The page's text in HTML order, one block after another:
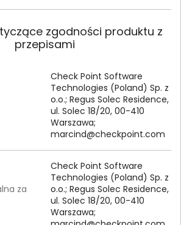
zgodności produktu z
przepisami
Check Point Software
Technologies (Poland) Sp. z
o.o.; Regus Solec Residence,
ul. Solec 18/20, 00-410
Warszawa;
marcind@checkpoint.com
za
Check Point Software
Technologies (Poland) Sp. z
o.o.; Regus Solec Residence,
ul. Solec 18/20, 00-410
Warszawa;